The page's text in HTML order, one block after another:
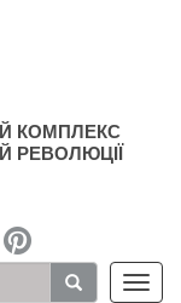
КОМПЛЕКС
РЕВОЛЮЦІЇ